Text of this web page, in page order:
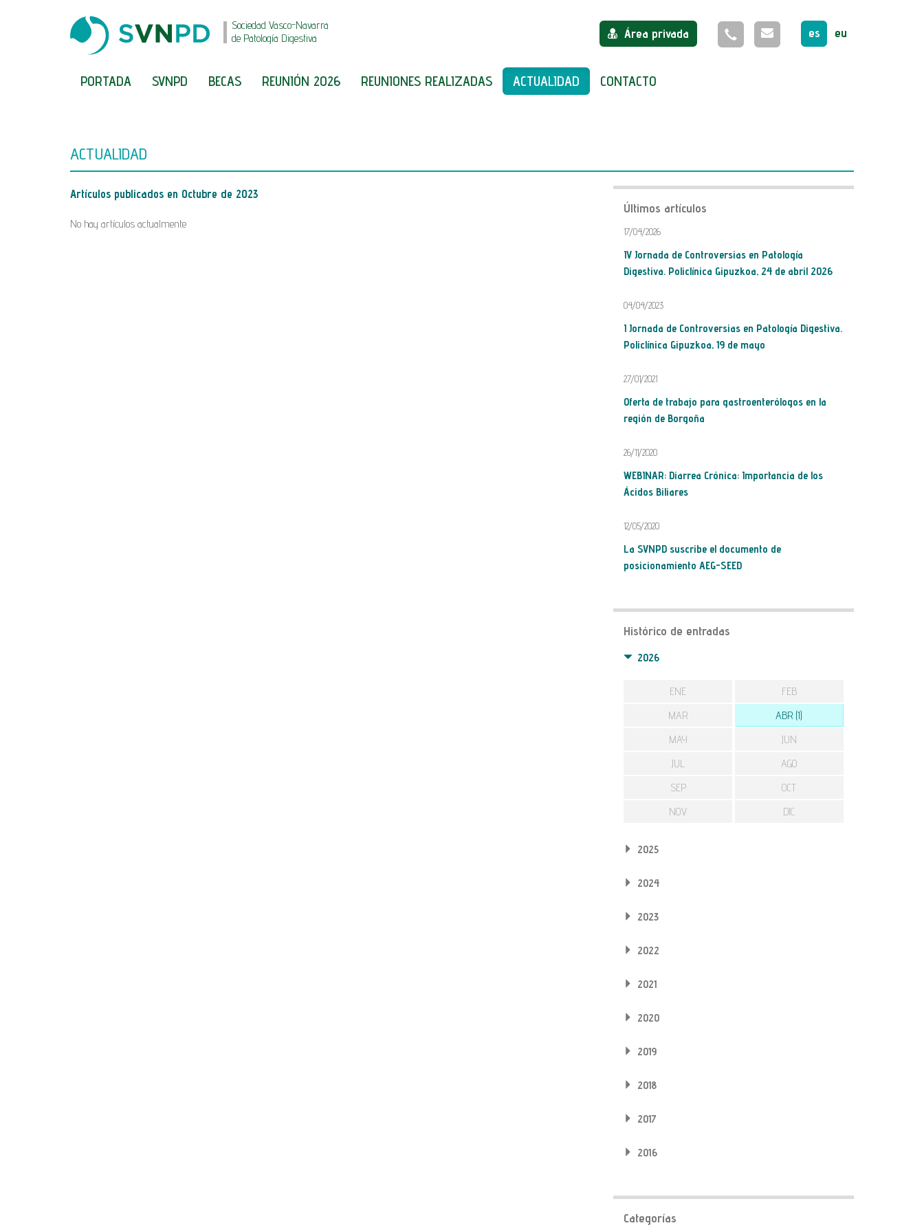
Sociedad Vasco-Navarra
de Patología Digestiva
Área privada es eu
PORTADA SVNPD BECAS REUNIÓN 2026 REUNIONES REALIZADAS ACTUALIDAD CONTACTO
ACTUALIDAD
Artículos publicados en Octubre de 2023
No hay artículos actualmente
Últimos artículos
17/04/2026
IV Jornada de Controversias en Patología
Digestiva. Policlínica Gipuzkoa, 24 de abril 2026
04/04/2023
I Jornada de Controversias en Patología Digestiva.
Policlínica Gipuzkoa, 19 de mayo
27/01/2021
Oferta de trabajo para gastroenterólogos en la
región de Borgoña
26/11/2020
WEBINAR: Diarrea Crónica: Importancia de los
Ácidos Biliares
12/05/2020
La SVNPD suscribe el documento de
posicionamiento AEG-SEED
Histórico de entradas
2026
ENE
FEB
MAR
ABR (1)
MAY
JUN
JUL
AGO
SEP
OCT
NOV
DIC
2025
2024
2023
2022
2021
2020
2019
2018
2017
2016
Categorías